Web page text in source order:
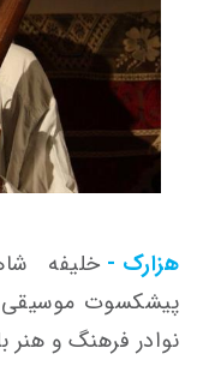
هزارک - خلیفه
پیشکسوت موسیقی
نوادر فرهنگ و هنر